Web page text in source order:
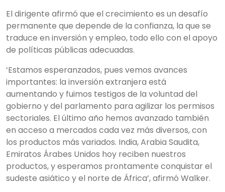
El dirigente afirmó que el crecimiento es un desafío
permanente que depende de la confianza, la que se
traduce en inversión y empleo, todo ello con el apoyo
de políticas públicas adecuadas.
‘Estamos esperanzados, pues vemos avances
importantes: la inversión extranjera está
aumentando y fuimos testigos de la voluntad del
gobierno y del parlamento para agilizar los permisos
sectoriales. El último año hemos avanzado también
en acceso a mercados cada vez más diversos, con
los productos más variados. India, Arabia Saudita,
Emiratos Árabes Unidos hoy reciben nuestros
productos, y esperamos prontamente conquistar el
sudeste asiático y el norte de África’, afirmó Walker.